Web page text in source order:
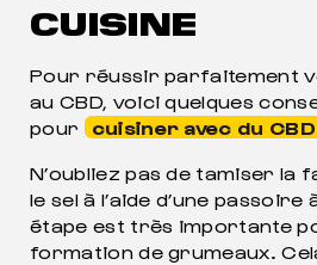
CUISINE
Pour réussir parfaitement
au CBD, voici quelques
pour
cuisiner avec du CBD
N’oubliez pas de tamiser la
le sel à l’aide d’une passoire
étape est très importante
formation de grumeaux.